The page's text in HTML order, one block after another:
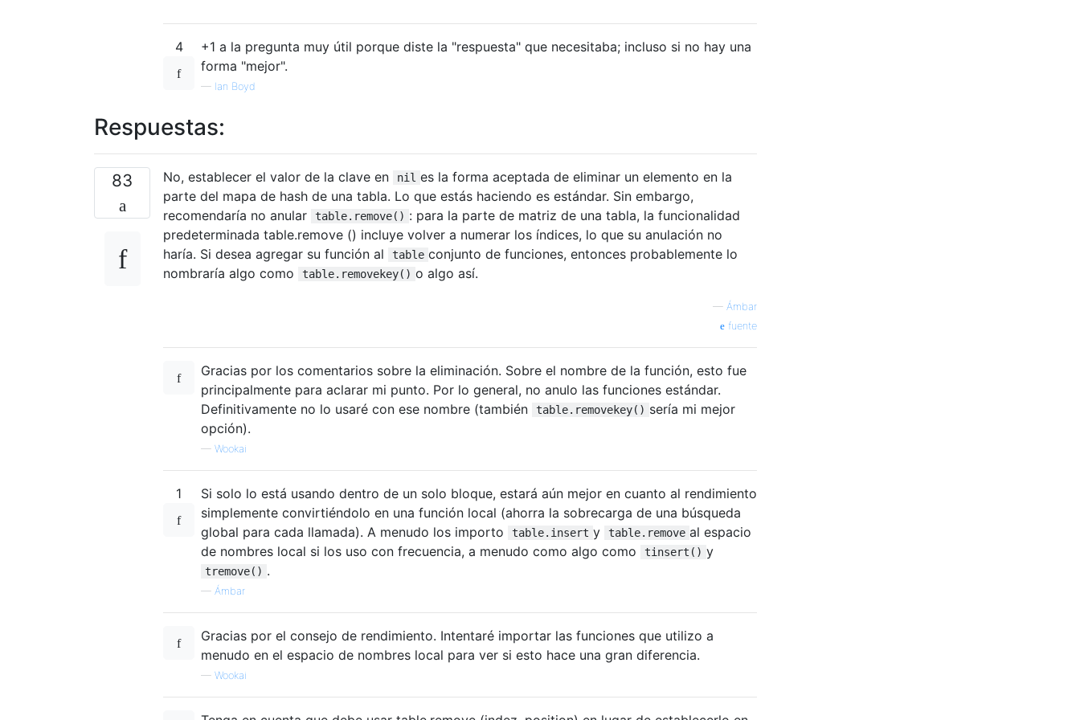
4
+1 a la pregunta muy útil porque diste la "respuesta" que necesitaba; incluso si no hay una
forma "mejor".
— Ian Boyd
Respuestas:
83 No, establecer el valor de la clave en nil es la forma aceptada de eliminar un elemento en la
parte del mapa de hash de una tabla. Lo que estás haciendo es estándar. Sin embargo,
recomendaría no anular
table.remove() : para la parte de matriz de una tabla, la funcionalidad
predeterminada table.remove () incluye volver a numerar los índices, lo que su anulación no
haría. Si desea agregar su función al
table conjunto de funciones, entonces probablemente lo
nombraría algo como
table.removekey() o algo así.
— Ámbar
fuente
Gracias por los comentarios sobre la eliminación. Sobre el nombre de la función, esto fue
principalmente para aclarar mi punto. Por lo general, no anulo las funciones estándar.
Definitivamente no lo usaré con ese nombre (también
table.removekey() sería mi mejor
opción).
— Wookai
1
Si solo lo está usando dentro de un solo bloque, estará aún mejor en cuanto al rendimiento
simplemente convirtiéndolo en una función local (ahorra la sobrecarga de una búsqueda
global para cada llamada). A menudo los importo
table.insert y table.remove al espacio
de nombres local si los uso con frecuencia, a menudo como algo como
tinsert() y
tremove() .
— Ámbar
Gracias por el consejo de rendimiento. Intentaré importar las funciones que utilizo a
menudo en el espacio de nombres local para ver si esto hace una gran diferencia.
— Wookai